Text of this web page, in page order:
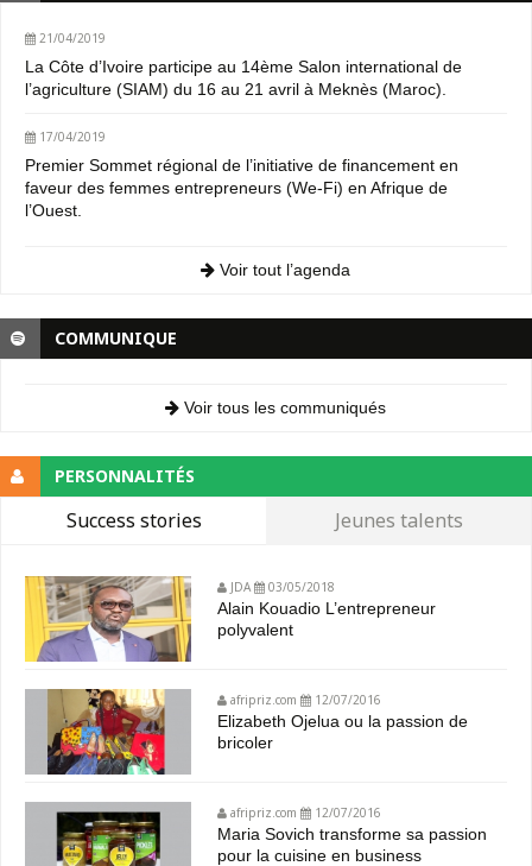
21/04/2019
La Côte d’Ivoire participe au 14ème Salon international de
l’agriculture (SIAM) du 16 au 21 avril à Meknès (Maroc).
17/04/2019
Premier Sommet régional de l’initiative de financement en
faveur des femmes entrepreneurs (We-Fi) en Afrique de
l’Ouest.
Voir tout l’agenda
COMMUNIQUE
Voir tous les communiqués
PERSONNALITÉS
Success stories Jeunes talents
JDA 03/05/2018
Alain Kouadio L’entrepreneur
polyvalent
afripriz.com 12/07/2016
Elizabeth Ojelua ou la passion de
bricoler
afripriz.com 12/07/2016
Maria Sovich transforme sa passion
pour la cuisine en business